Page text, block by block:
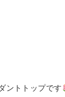
ントトップです